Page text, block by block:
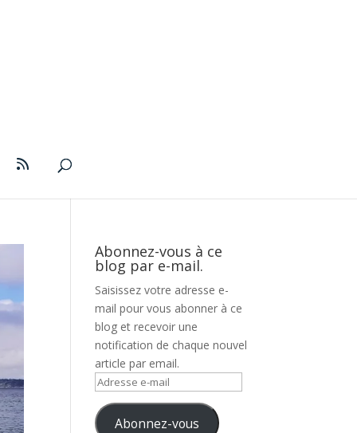
Abonnez-vous à ce
blog par e-mail.
Saisissez votre adresse e-
mail pour vous abonner à ce
blog et recevoir une
notification de chaque nouvel
article par email.
Adresse
mail Abonnez-vous